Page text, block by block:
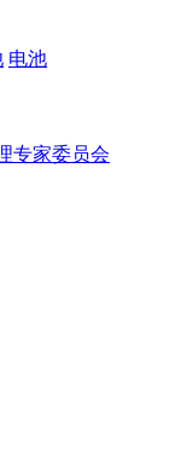
电池
专家委员会